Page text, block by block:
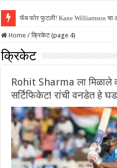
फॅब फोर फुटली! Kane Williamson चा
Shreyas Iyer कॅप्टन झाला! टी20 ची
Home / क्रिकेट (page 4)
क्रिकेट
Rohit Sharma ला मिळाले
सर्टिफिकेट! रांची वनडेत हे